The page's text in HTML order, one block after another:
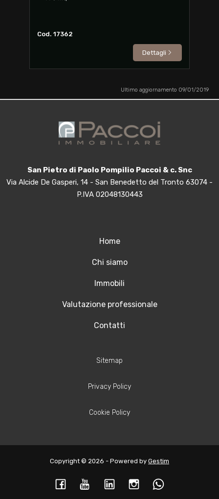
Cod. 17362
Dettagli
Ultimo aggiornamento 09/01/2019
San Pietro di Paolo Pompilio Paccoi & c. Snc
Via Alcide De Gasperi, 14 - San Benedetto del Tronto 63074 -
P.IVA 02048130443
Home
Chi siamo
Immobili
Valutazione professionale
Contatti
Sitemap
Privacy Policy
Cookie Policy
Copyright © 2026 - Powered by Gestim